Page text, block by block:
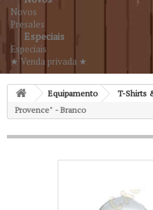
Novos
Presales
Especiais
Especiais
★ Venda privada ★
Equipamento T-Shirts
Provence" - Branco